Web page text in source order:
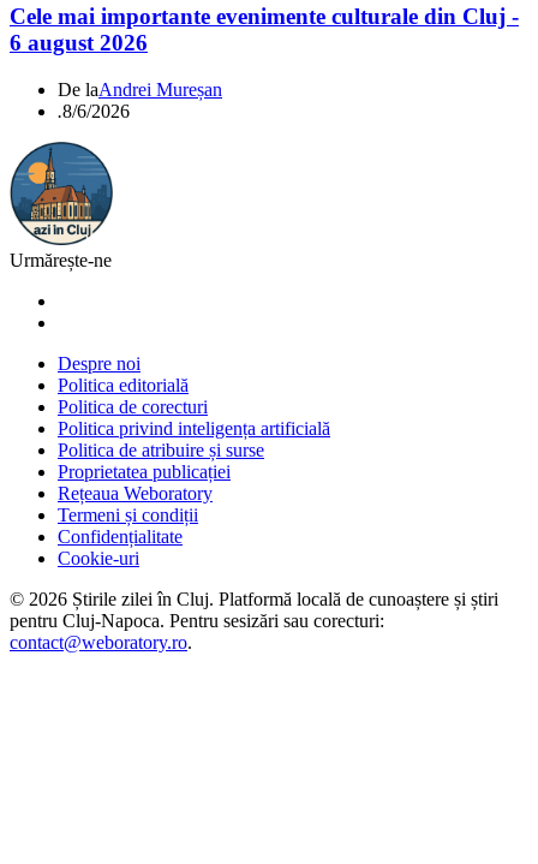
Cele mai importante evenimente culturale din Cluj -
6 august 2026
De laAndrei Mureșan
.8/6/2026
Urmărește-ne
Despre noi
Politica editorială
Politica de corecturi
Politica privind inteligența artificială
Politica de atribuire și surse
Proprietatea publicației
Rețeaua Weboratory
Termeni și condiții
Confidențialitate
Cookie-uri
© 2026 Știrile zilei în Cluj. Platformă locală de cunoaștere și știri
pentru Cluj-Napoca. Pentru sesizări sau corecturi:
contact@weboratory.ro.